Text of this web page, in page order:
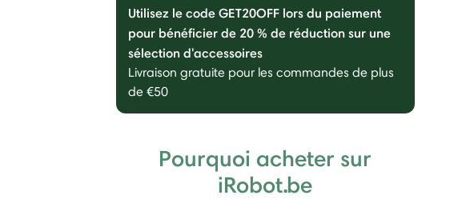
Utilisez le code GET20OFF lors du paiement
pour bénéficier de 20 % de réduction sur une
sélection d'accessoires
Livraison gratuite pour les commandes de plus
de €50
Pourquoi acheter sur
iRobot.be